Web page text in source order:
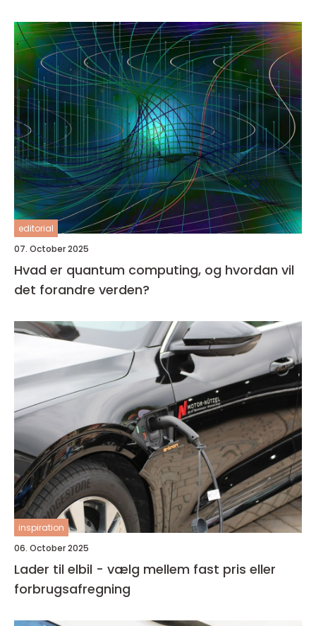
editorial
07. October 2025
Hvad er quantum computing, og hvordan vil
det forandre verden?
inspiration
06. October 2025
Lader til elbil - vælg mellem fast pris eller
forbrugsafregning